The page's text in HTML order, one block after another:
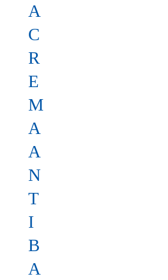
A
C
R
E
M
A
A
N
T
I
B
A